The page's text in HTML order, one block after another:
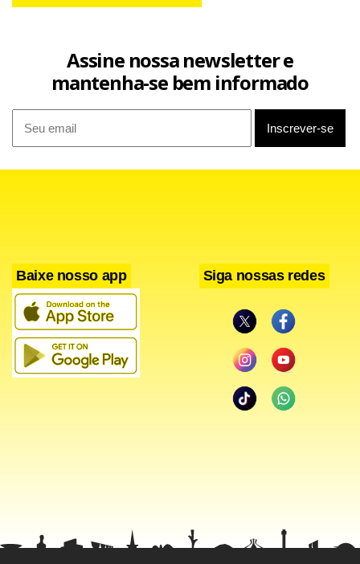
Um acidente entre um ônibus da empresa Rápido Brasília e
um Kadett causou um grande engarrafamento na QNN 21,
visit webda Ceilândia,
próximo ao Centro
Educacional nº 7.
Assine nossa newsletter e
mantenha-se bem informado
Baixe nosso app Siga nossas redes